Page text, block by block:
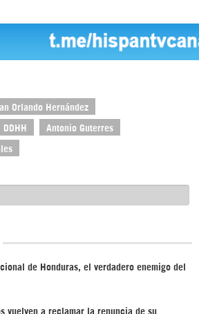
Orlando Hernández
DDHH Antonio Guterres
de Honduras, el verdadero enemigo del
vuelven a reclamar la renuncia de su